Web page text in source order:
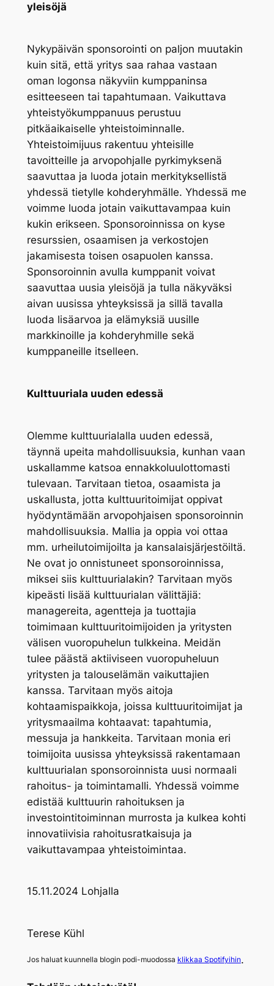
yleisöjä
Nykypäivän sponsorointi on paljon muutakin
kuin sitä, että yritys saa rahaa vastaan
oman logonsa näkyviin kumppaninsa
esitteeseen tai tapahtumaan. Vaikuttava
yhteistyökumppanuus perustuu
pitkäaikaiselle yhteistoiminnalle.
Yhteistoimijuus rakentuu yhteisille
tavoitteille ja arvopohjalle pyrkimyksenä
saavuttaa ja luoda jotain merkityksellistä
yhdessä tietylle kohderyhmälle. Yhdessä me
voimme luoda jotain vaikuttavampaa kuin
kukin erikseen. Sponsoroinnissa on kyse
resurssien, osaamisen ja verkostojen
jakamisesta toisen osapuolen kanssa.
Sponsoroinnin avulla kumppanit voivat
saavuttaa uusia yleisöjä ja tulla näkyväksi
aivan uusissa yhteyksissä ja sillä tavalla
luoda lisäarvoa ja elämyksiä uusille
markkinoille ja kohderyhmille sekä
kumppaneille itselleen.
Kulttuuriala uuden edessä
Olemme kulttuurialalla uuden edessä,
täynnä upeita mahdollisuuksia, kunhan vaan
uskallamme katsoa ennakkoluulottomasti
tulevaan. Tarvitaan tietoa, osaamista ja
uskallusta, jotta kulttuuritoimijat oppivat
hyödyntämään arvopohjaisen sponsoroinnin
mahdollisuuksia. Mallia ja oppia voi ottaa
mm. urheilutoimijoilta ja kansalaisjärjestöiltä.
Ne ovat jo onnistuneet sponsoroinnissa,
miksei siis kulttuurialakin? Tarvitaan myös
kipeästi lisää kulttuurialan välittäjiä:
managereita, agentteja ja tuottajia
toimimaan kulttuuritoimijoiden ja yritysten
välisen vuoropuhelun tulkkeina. Meidän
tulee päästä aktiiviseen vuoropuheluun
yritysten ja talouselämän vaikuttajien
kanssa. Tarvitaan myös aitoja
kohtaamispaikkoja, joissa kulttuuritoimijat ja
yritysmaailma kohtaavat: tapahtumia,
messuja ja hankkeita. Tarvitaan monia eri
toimijoita uusissa yhteyksissä rakentamaan
kulttuurialan sponsoroinnista uusi normaali
rahoitus- ja toimintamalli. Yhdessä voimme
edistää kulttuurin rahoituksen ja
investointitoiminnan murrosta ja kulkea kohti
innovatiivisia rahoitusratkaisuja ja
vaikuttavampaa yhteistoimintaa.
15.11.2024 Lohjalla
Terese Kühl
Jos haluat kuunnella blogin podi-muodossa klikkaa Spotifyihin.